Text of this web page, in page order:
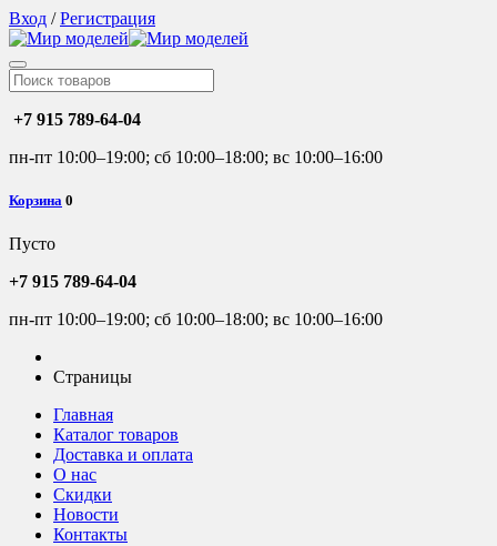
Вход /Регистрация
+7 915 789-64-04
пн-пт 10:00–19:00; сб 10:00–18:00; вс 10:00–16:00
Корзина 0
Пусто
+7 915 789-64-04
пн-пт 10:00–19:00; сб 10:00–18:00; вс 10:00–16:00
Страницы
Главная
Каталог товаров
Доставка и оплата
О нас
Скидки
Новости
Контакты